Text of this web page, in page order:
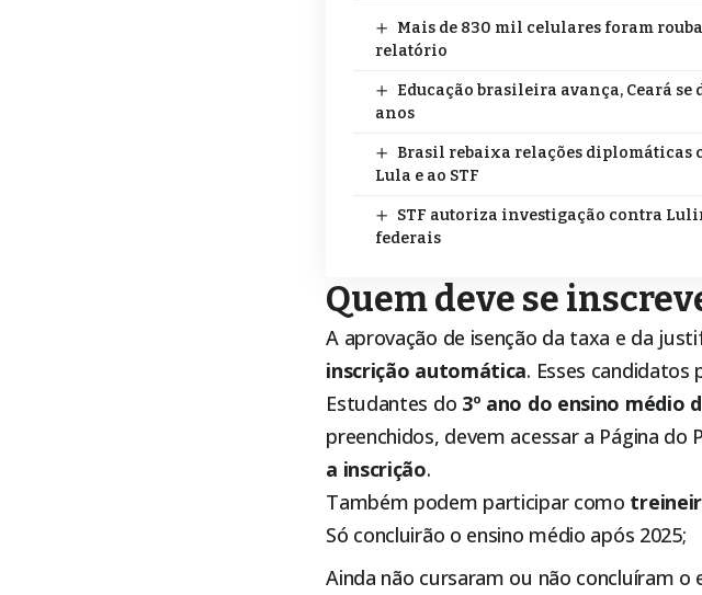
Mais de 830 mil celulares foram
relatório
Educação brasileira avança, Ceará se
anos
Brasil rebaixa relações diplomáticas
Lula e ao STF
STF autoriza investigação contra
federais
Quem deve se
A aprovação de isenção da taxa e da
inscrição automática. Esses candidatos
Estudantes do 3º ano do ensino médio
preenchidos, devem acessar a Página
a inscrição.
Também podem participar como
Só concluirão o ensino médio após 2025;
Ainda não cursaram ou não concluíram